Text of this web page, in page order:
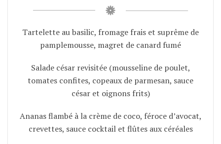
Tartelette au basilic, fromage frais et suprême de
pamplemousse, magret de canard fumé
Salade césar revisitée (mousseline de poulet,
tomates confites, copeaux de parmesan, sauce
césar et oignons frits)
Ananas flambé à la crème de coco, féroce d’avocat,
crevettes, sauce cocktail et flûtes aux céréales